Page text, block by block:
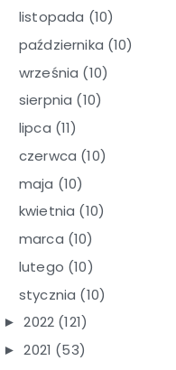
listopada (10)
października (10)
września (10)
sierpnia (10)
lipca (11)
czerwca (10)
maja (10)
kwietnia (10)
marca (10)
lutego (10)
stycznia (10)
► 2022 (121)
► 2021 (53)